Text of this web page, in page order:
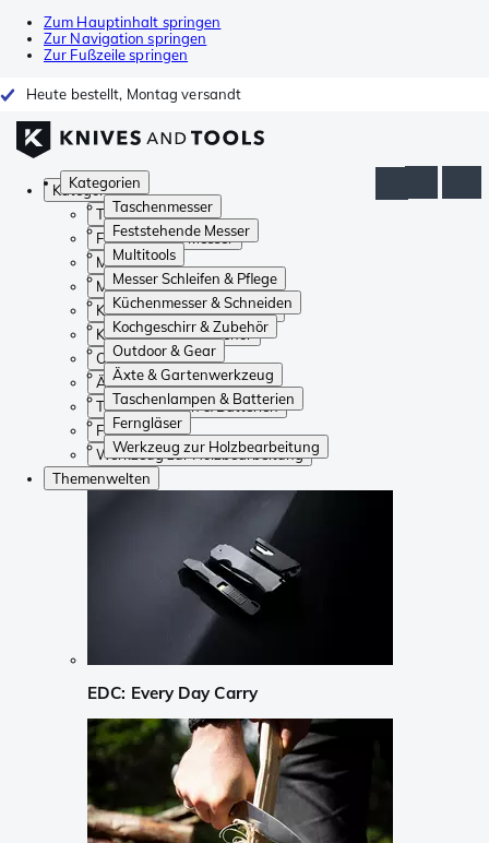
Zum Hauptinhalt springen
Zur Navigation springen
Zur Fußzeile springen
Heute bestellt, Montag versandt
Kategorien
Taschenmesser
Feststehende Messer
Multitools
Messer Schleifen & Pflege
Küchenmesser & Schneiden
Kochgeschirr & Zubehör
Outdoor & Gear
Äxte & Gartenwerkzeug
Taschenlampen & Batterien
Ferngläser
Werkzeug zur Holzbearbeitung
Kategorien
Taschenmesser
Feststehende Messer
Multitools
Messer Schleifen & Pflege
Küchenmesser & Schneiden
Kochgeschirr & Zubehör
Outdoor & Gear
Äxte & Gartenwerkzeug
Taschenlampen & Batterien
Ferngläser
Werkzeug zur Holzbearbeitung
Themenwelten
EDC: Every Day Carry